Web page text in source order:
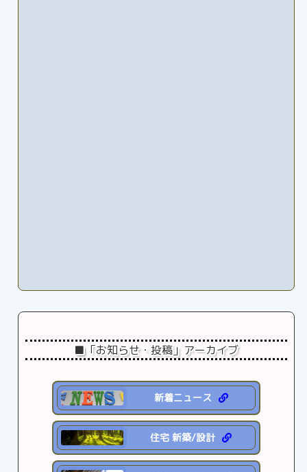
■「お知らせ・投稿」アーカイブ
新着ニュース
住宅 新築/設計